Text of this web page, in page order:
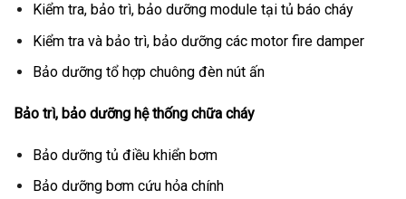
Kiểm tra, bảo trì, bảo dưỡng module tại tủ báo cháy
Kiểm tra và bảo trì, bảo dưỡng các motor fire damper
Bảo dưỡng tổ hợp chuông đèn nút ấn
Bảo trì, bảo dưỡng hệ thống chữa cháy
Bảo dưỡng tủ điều khiển bơm
Bảo dưỡng bơm cứu hỏa chính